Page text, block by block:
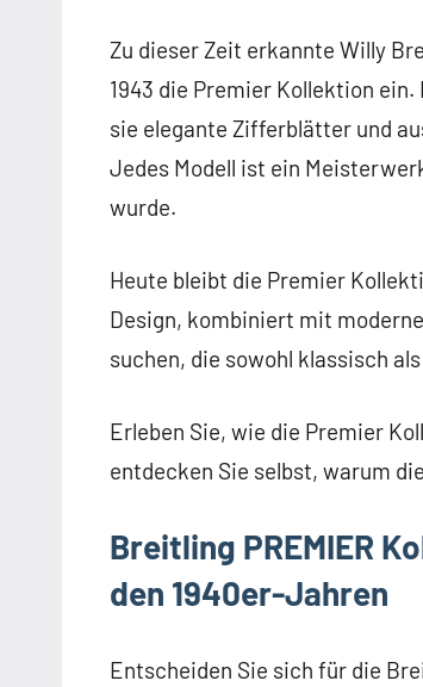
Zu dieser Zeit erkannte Willy
1943 die Premier Kollektion
sie elegante Zifferblätter und
Jedes Modell ist ein
wurde.
Heute bleibt die Premier
Design, kombiniert mit
suchen, die sowohl klassisch
Erleben Sie, wie die Premier
entdecken Sie selbst, warum
Breitling PREMIER
den 1940er-Jahren
Entscheiden Sie sich für die